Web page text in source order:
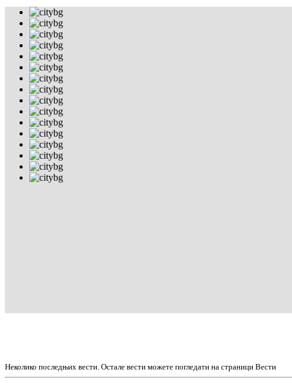
Неколико последњих вести. Остале вести можете погледати на страници Вести